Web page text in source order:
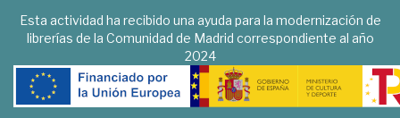
Esta actividad ha recibido una ayuda para la modernización de
librerías de la Comunidad de Madrid correspondiente al año
2024